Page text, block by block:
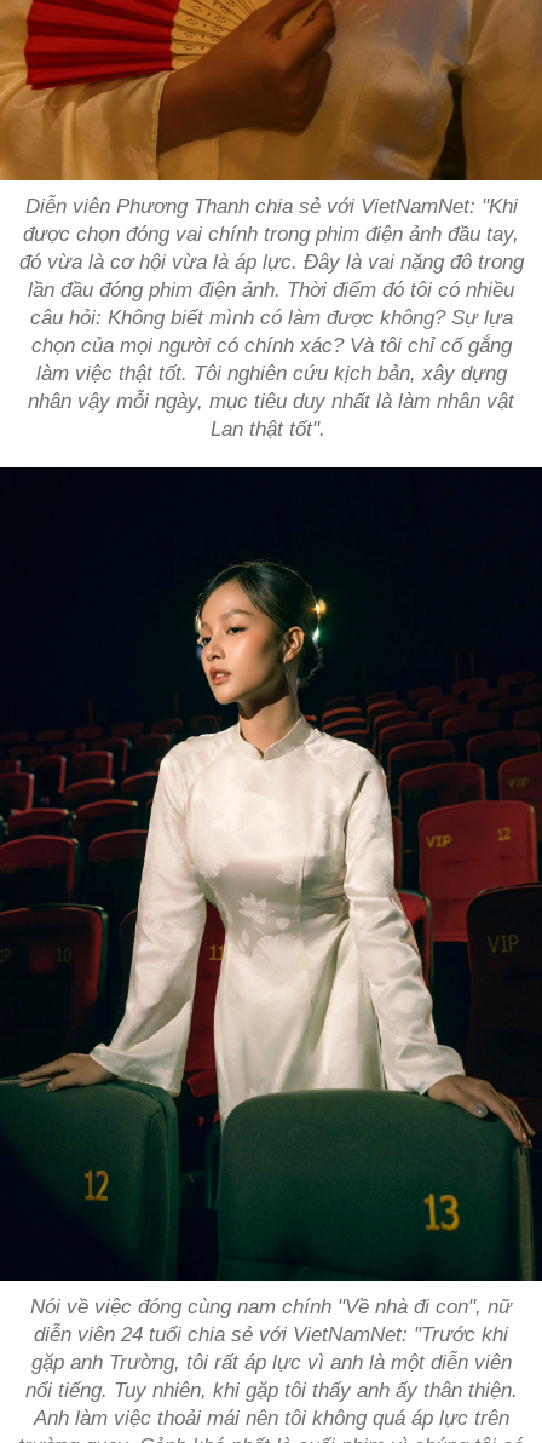
Diễn viên Phương Thanh chia sẻ với VietNamNet: "Khi
được chọn đóng vai chính trong phim điện ảnh đầu tay,
đó vừa là cơ hội vừa là áp lực. Đây là vai nặng đô trong
lần đầu đóng phim điện ảnh. Thời điểm đó tôi có nhiều
câu hỏi: Không biết mình có làm được không? Sự lựa
chọn của mọi người có chính xác?Và tôi chỉ cố gắng
làm việc thật tốt. Tôi nghiên cứu kịch bản, xây dựng
nhân vậy mỗi ngày, mục tiêu duy nhất là làm nhân vật
Lan thật tốt".
Nói về việc đóng cùng nam chính "Về nhà đi con", nữ
diễn viên 24 tuổi chia sẻ với VietNamNet: "Trước khi
gặp anh Trường, tôi rất áp lực vì anh là một diễn viên
nổi tiếng. Tuy nhiên, khi gặp tôi thấy anh ấy thân thiện.
Anh làm việc thoải mái nên tôi không quá áp lực trên